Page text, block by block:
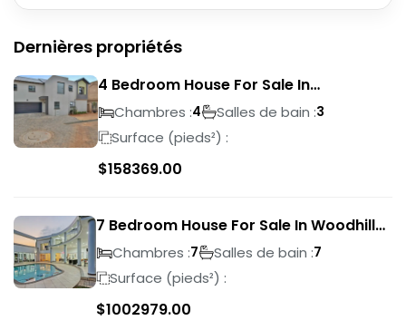
Dernières propriétés
4 Bedroom House For Sale In
Magalieskruin
Chambres :4 Salles de bain :3
Surface (pieds²) :
$158369.00
7 Bedroom House For Sale In Woodhill
Golf Estate
Chambres :7 Salles de bain :7
Surface (pieds²) :
$1002979.00